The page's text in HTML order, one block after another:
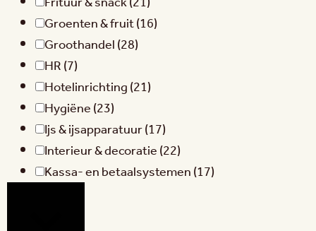
Groenten & fruit(16)
Groothandel(28)
HR(7)
Hotelinrichting(21)
Hygiëne(23)
Ijs & ijsapparatuur(17)
Interieur & decoratie(22)
Kassa- en betaalsystemen(17)